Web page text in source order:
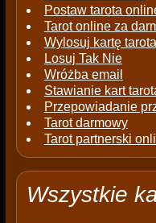
Postaw tarota
Tarot online za
Wylosuj kartę tarota
Losuj Tak Nie
Wróżba email
Stawianie kart
Przepowiadanie
Tarot darmowy
Tarot partnerski
Wszystkie